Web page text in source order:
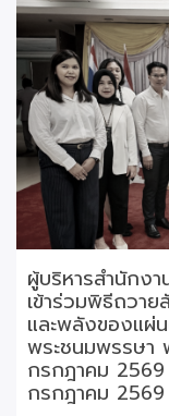
ผู้บริหารสำนักง
เข้าร่วมพิธีถวา
และพลังของแผ่
พระชนมพรรษา
กรกฎาคม
กรกฎาคม 2569